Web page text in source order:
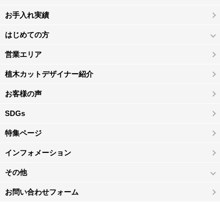
お手入れ実績
はじめての方
営業エリア
植木カットデザイナー紹介
お客様の声
SDGs
特集ページ
インフォメーション
その他
お問い合わせフォーム